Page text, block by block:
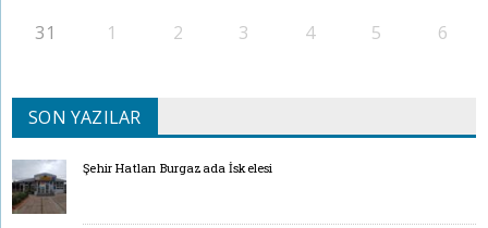
31 1 2 3 4 5 6
SON YAZILAR
Şehir Hatları Burgazada İskelesi